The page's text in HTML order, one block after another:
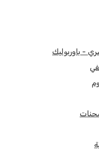
- باوربوليك